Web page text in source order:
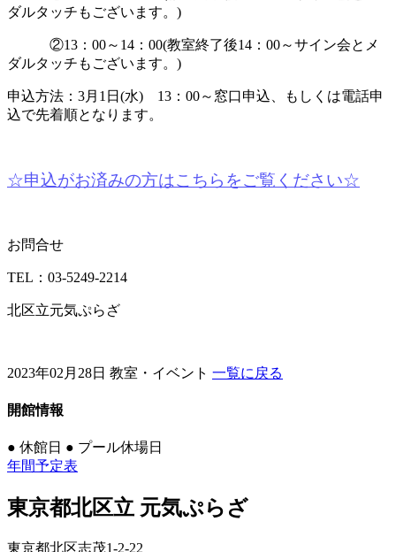
ダルタッチもございます。)
②13：00～14：00(教室終了後14：00～サイン会とメ
ダルタッチもございます。)
申込方法：3月1日(水) 13：00～窓口申込、もしくは電話申
込で先着順となります。
☆申込がお済みの方はこちらをご覧ください☆
お問合せ
TEL：03-5249-2214
北区立元気ぷらざ
2023年02月28日 教室・イベント 一覧に戻る
開館情報
● 休館日 ● プール休場日
年間予定表
東京都北区立 元気ぷらざ
東京都北区志茂1-2-22